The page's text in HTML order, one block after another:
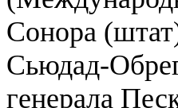
Сонора
Сьюдад-
генерала